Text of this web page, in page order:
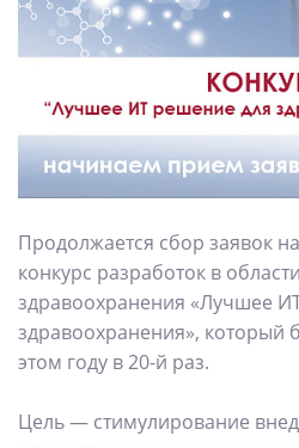
Продолжается сбор заявок
конкурс разработок в
здравоохранения «Лучшее
здравоохранения», который
этом году в 20-й раз.
Цель — стимулирование